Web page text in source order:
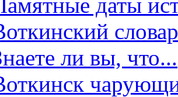
ли вы, что...